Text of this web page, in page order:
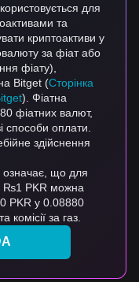
для
та
криптоактиви у
за фіат або
фіату),
Bitget (Сторінка
). Фіатна
фіатних валют,
способи оплати.
здійснення
означає, що для
₨1 PKR можна
PKR у 0.08880
за газ.